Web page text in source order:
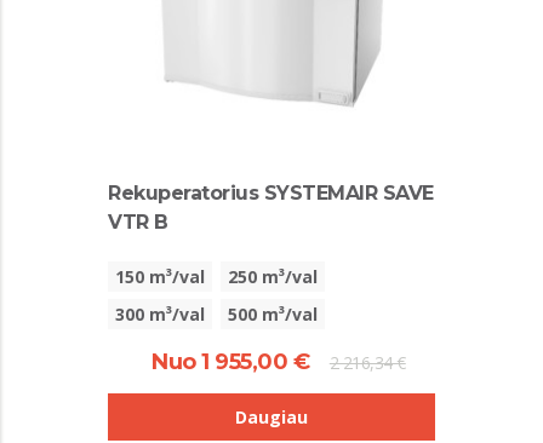
Rekuperatorius SYSTEMAIR SAVE
VTR B
150 m³/val
250 m³/val
300 m³/val
500 m³/val
Nuo 1 955,00 € 2 216,34 €
Daugiau